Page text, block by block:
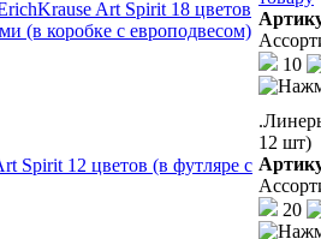
10
12 шт)
20